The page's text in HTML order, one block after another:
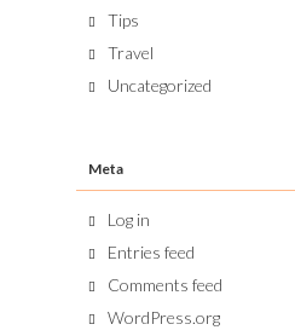
Tips
Travel
Uncategorized
Meta
Log in
Entries feed
Comments feed
WordPress.org